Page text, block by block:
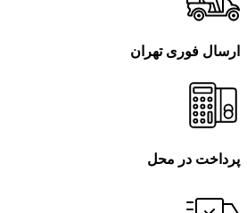
ارسال فوری تهران
پرداخت در محل